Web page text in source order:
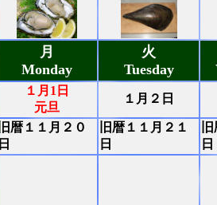
月
Monday
火
Tuesday
１月1日
元旦
１月２日
旧暦１１月２０
日
旧暦１１月２１
日
日